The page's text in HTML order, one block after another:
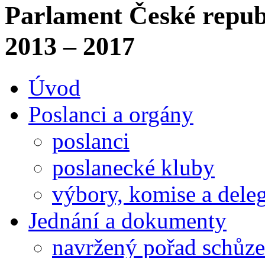
Parlament České
2013 – 2017
Úvod
Poslanci a orgány
poslanci
poslanecké kluby
výbory, komise a
Jednání a dokumenty
navržený pořad schůze